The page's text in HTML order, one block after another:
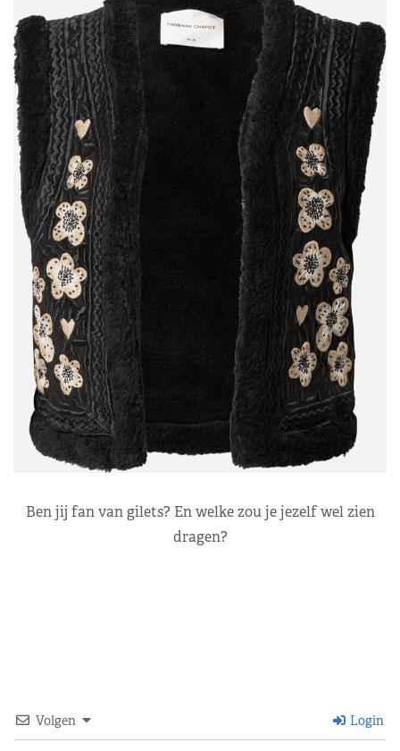
Ben jij fan van gilets? En welke zou je jezelf wel zien
dragen?
Volgen Login